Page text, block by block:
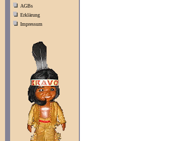
AGBs
Erklärung
Impressum